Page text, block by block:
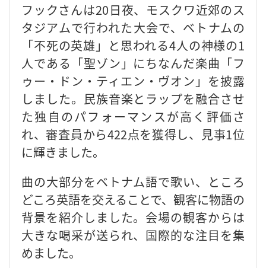
フックさんは20日夜、モスクワ近郊のス
タジアムで行われた大会で、ベトナムの
「不死の英雄」と思われる4人の神様の1
人である「聖ゾン」にちなんだ楽曲「フ
ゥー・ドン・ティエン・ヴオン」を披露
しました。民族音楽とラップを融合させ
た独自のパフォーマンスが高く評価さ
れ、審査員から422点を獲得し、見事1位
に輝きました。
曲の大部分をベトナム語で歌い、ところ
どころ英語を交えることで、観客に物語の
背景を紹介しました。会場の観客からは
大きな喝采が送られ、国際的な注目を集
めました。